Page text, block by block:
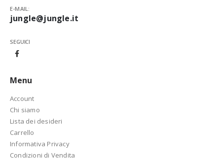
E-MAIL:
jungle@jungle.it
SEGUICI
Menu
Account
Chi siamo
Lista dei desideri
Carrello
Informativa Privacy
Condizioni di Vendita